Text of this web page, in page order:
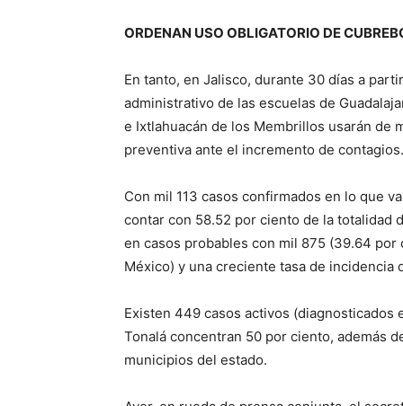
ORDENAN USO OBLIGATORIO DE
En tanto, en Jalisco, durante 30 días a
administrativo de las escuelas de
e Ixtlahuacán de los Membrillos usarán de
preventiva ante el incremento de contagios.
Con mil 113 casos confirmados en lo que
contar con 58.52 por ciento de la totalidad
en casos probables con mil 875 (39.64
México) y una creciente tasa de incidencia
Existen 449 casos activos (diagnosticados
Tonalá concentran 50 por ciento, además
municipios del estado.